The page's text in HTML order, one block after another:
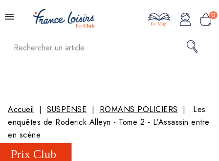
0
Le Mag
Accueil SUSPENSE ROMANS POLICIERS
Les
enquêtes de Roderick Alleyn - Tome 2 - L'Assassin entre
en scène